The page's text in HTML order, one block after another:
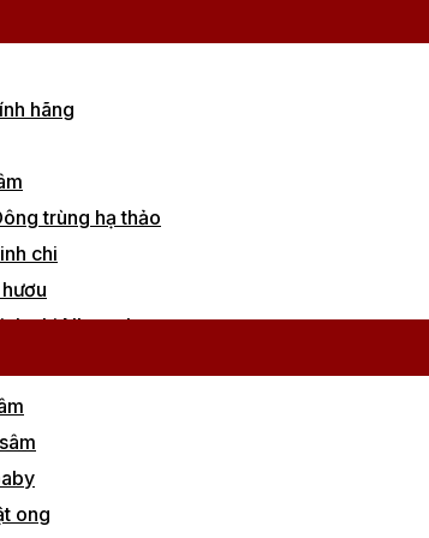
hãng
trùng hạ thảo
chi
chi Nhung hươu
ong